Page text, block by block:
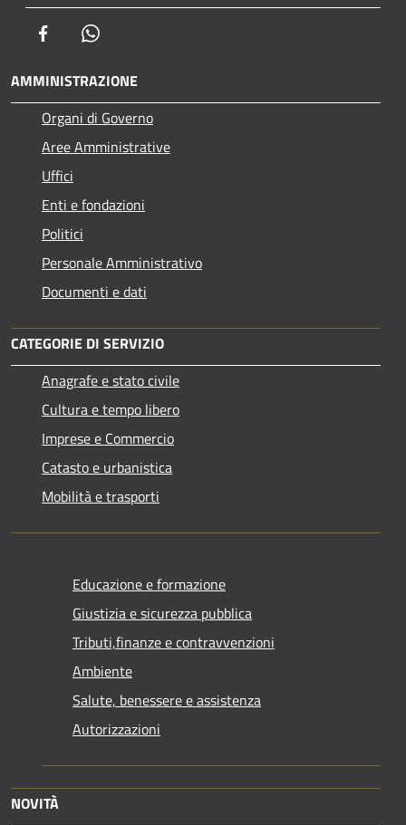
Facebook
AMMINISTRAZIONE
Organi di Governo
Aree Amministrative
Uffici
Enti e fondazioni
Politici
Personale Amministrativo
Documenti e dati
CATEGORIE DI SERVIZIO
Anagrafe e stato civile
Cultura e tempo libero
Imprese e Commercio
Catasto e urbanistica
Mobilità e trasporti
Educazione e formazione
Giustizia e sicurezza pubblica
Tributi,finanze e contravvenzioni
Ambiente
Salute, benessere e assistenza
Autorizzazioni
NOVITÀ